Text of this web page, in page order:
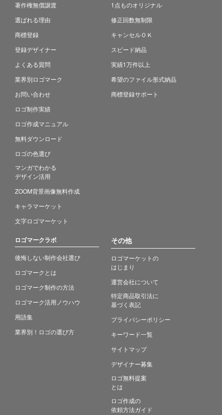
著作権無償譲渡
選ばれる理由
商標登録
登録デザイナー
よくある質問
業界別ロゴマーク
お問い合わせ
ロゴ制作実績
ロゴ作成マニュアル
無料ダウンロード
ロゴの色選び
マンガでわかる
デザイン活用
ZOOM背景画像無料作成
キャラマーケット
文字ロゴマーケット
1点ものオリジナル
修正回数無制限
キャンセルＯＫ
スピード納品
実績1万件以上
希望のファイル形式納品
商標登録サポート
ロゴマークラボ
後悔しない制作会社選び
ロゴマークとは
ロゴマーク制作の方法
ロゴマーク活用ノウハウ
用語集
業界別！ロゴの選び方
その他
ロゴマーケットの
はじまり
運営会社について
特定商品取引法に
基づく表記
プライバシーポリシー
キーワード一覧
サイトマップ
デザイナー募集
ロゴ無料提案
とは
ロゴ作成の
依頼方法ガイド